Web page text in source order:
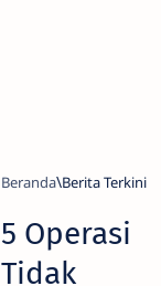
Beranda Berita Terkini
5 Operasi
Tidak